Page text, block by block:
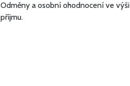
Odměny a osobní ohodnocení ve výši
příjmu.